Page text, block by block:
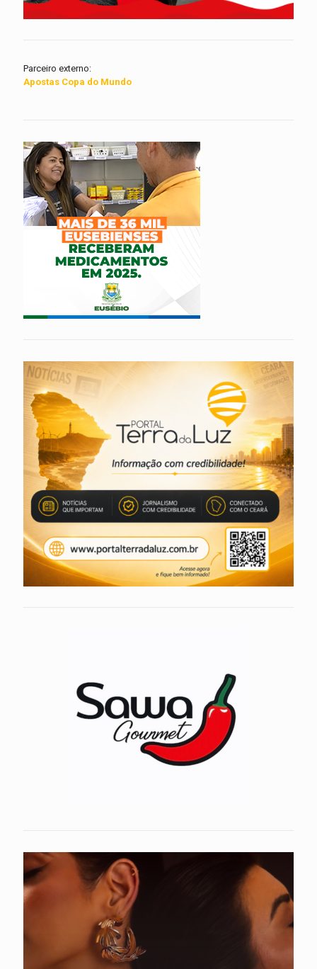
Parceiro externo:
Apostas Copa do Mundo